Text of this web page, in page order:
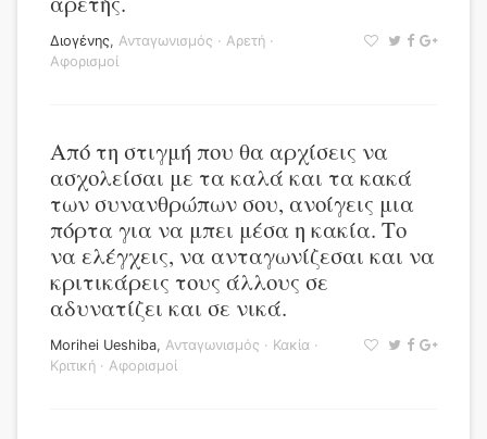
Διογένης, Ανταγωνισμός · Αρετή ·
Αφορισμοί
Από τη στιγμή που θα αρχίσεις να
ασχολείσαι με τα καλά και τα κακά
των συνανθρώπων σου, ανοίγεις μια
πόρτα για να μπει μέσα η κακία. Το
να ελέγχεις, να ανταγωνίζεσαι και να
κριτικάρεις τους άλλους σε
αδυνατίζει και σε νικά.
Morihei Ueshiba, Ανταγωνισμός · Κακία ·
Κριτική · Αφορισμοί